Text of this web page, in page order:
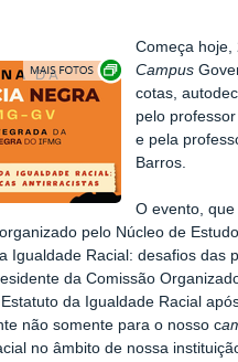
Exibir carrossel
Começa hoje,
Campus
cotas,
pelo
e pela
Barros.
O evento,
pelo Núcleo de
Igualdade Racial: desafios das
da Comissão
da Igualdade Racial
não somente para o nosso c
no âmbito de nossa